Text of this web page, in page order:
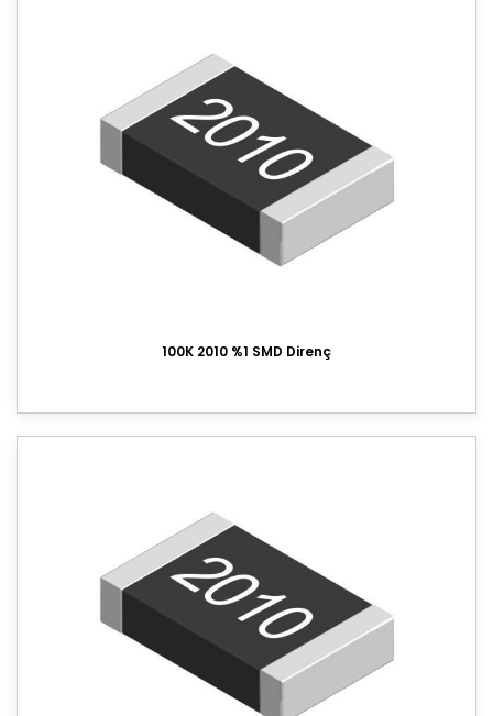
100K 2010 %1 SMD Direnç